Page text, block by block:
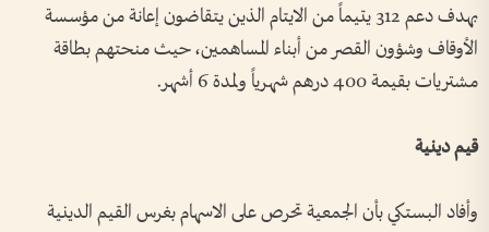
بهدف دعم 312 يتيماً من الايتام الذين يتقاضون إعانة من مؤسسة
الأوقاف وشؤون القصر من أبناء المساهمين، حيث منحتهم بطاقة
مشتريات بقيمة 400 درهم شهرياً ولمدة 6 أشهر.
قيم دينية
وأفاد البستكي بأن الجمعية تحرص على الاسهام بغرس القيم الدينية